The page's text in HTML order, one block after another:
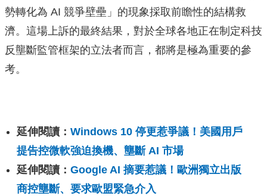
勢轉化為 AI 競爭壁壘」的現象採取前瞻性的結構救
濟。這場上訴的最終結果，對於全球各地正在制定科技
反壟斷監管框架的立法者而言，都將是極為重要的參
考。
延伸閱讀： Windows 10 停更惹爭議！美國用戶
提告控微軟強迫換機、壟斷 AI 市場
延伸閱讀： Google AI 摘要惹議！歐洲獨立出版
商控壟斷、要求歐盟緊急介入